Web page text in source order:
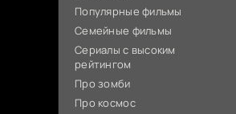
Популярные фильмы
Семейные фильмы
Сериалы с высоким
рейтингом
Про зомби
Про космос